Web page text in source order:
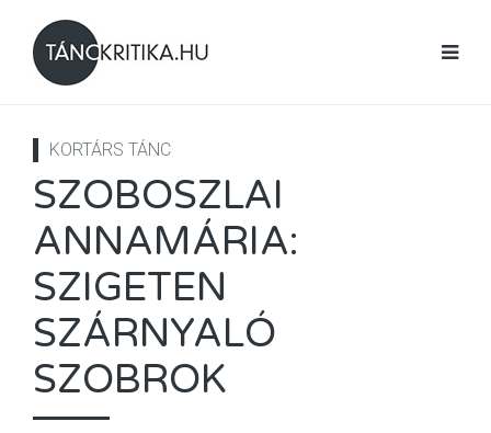
KORTÁRS TÁNC
SZOBOSZLAI
ANNAMÁRIA:
SZIGETEN
SZÁRNYALÓ
SZOBROK